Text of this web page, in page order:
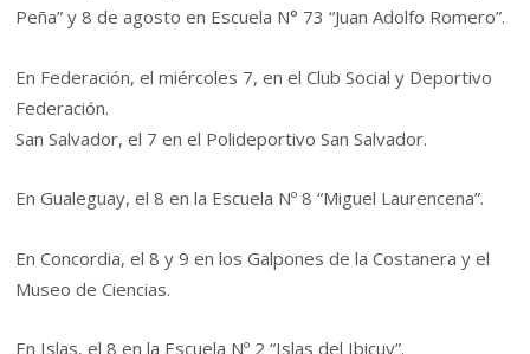
Peña” y 8 de agosto en Escuela N° 73 “Juan Adolfo Romero”.
En Federación, el miércoles 7, en el Club Social y Deportivo
Federación.
San Salvador, el 7 en el Polideportivo San Salvador.
En Gualeguay, el 8 en la Escuela Nº 8 “Miguel Laurencena”.
En Concordia, el 8 y 9 en los Galpones de la Costanera y el
Museo de Ciencias.
En Islas, el 8 en la Escuela Nº 2 “Islas del Ibicuy”.